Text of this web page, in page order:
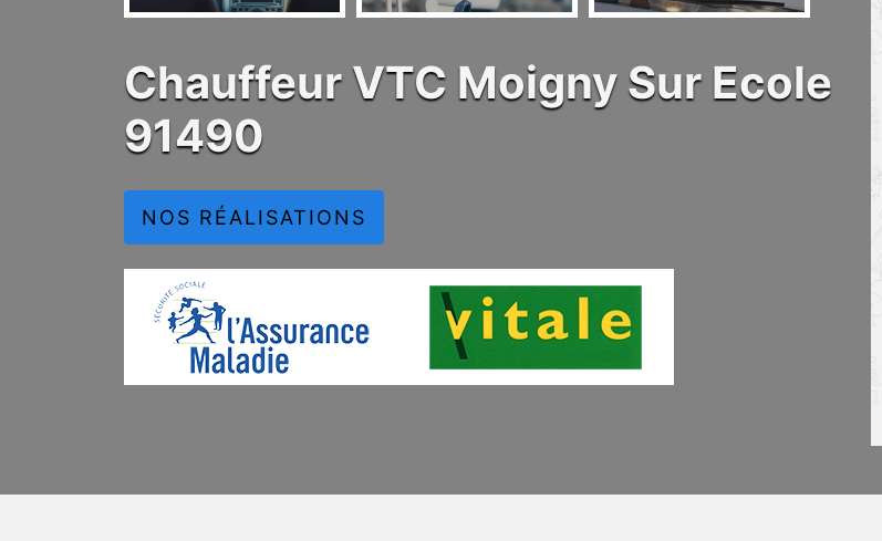
Chauffeur VTC Moigny Sur Ecole
91490
NOS RÉALISATIONS